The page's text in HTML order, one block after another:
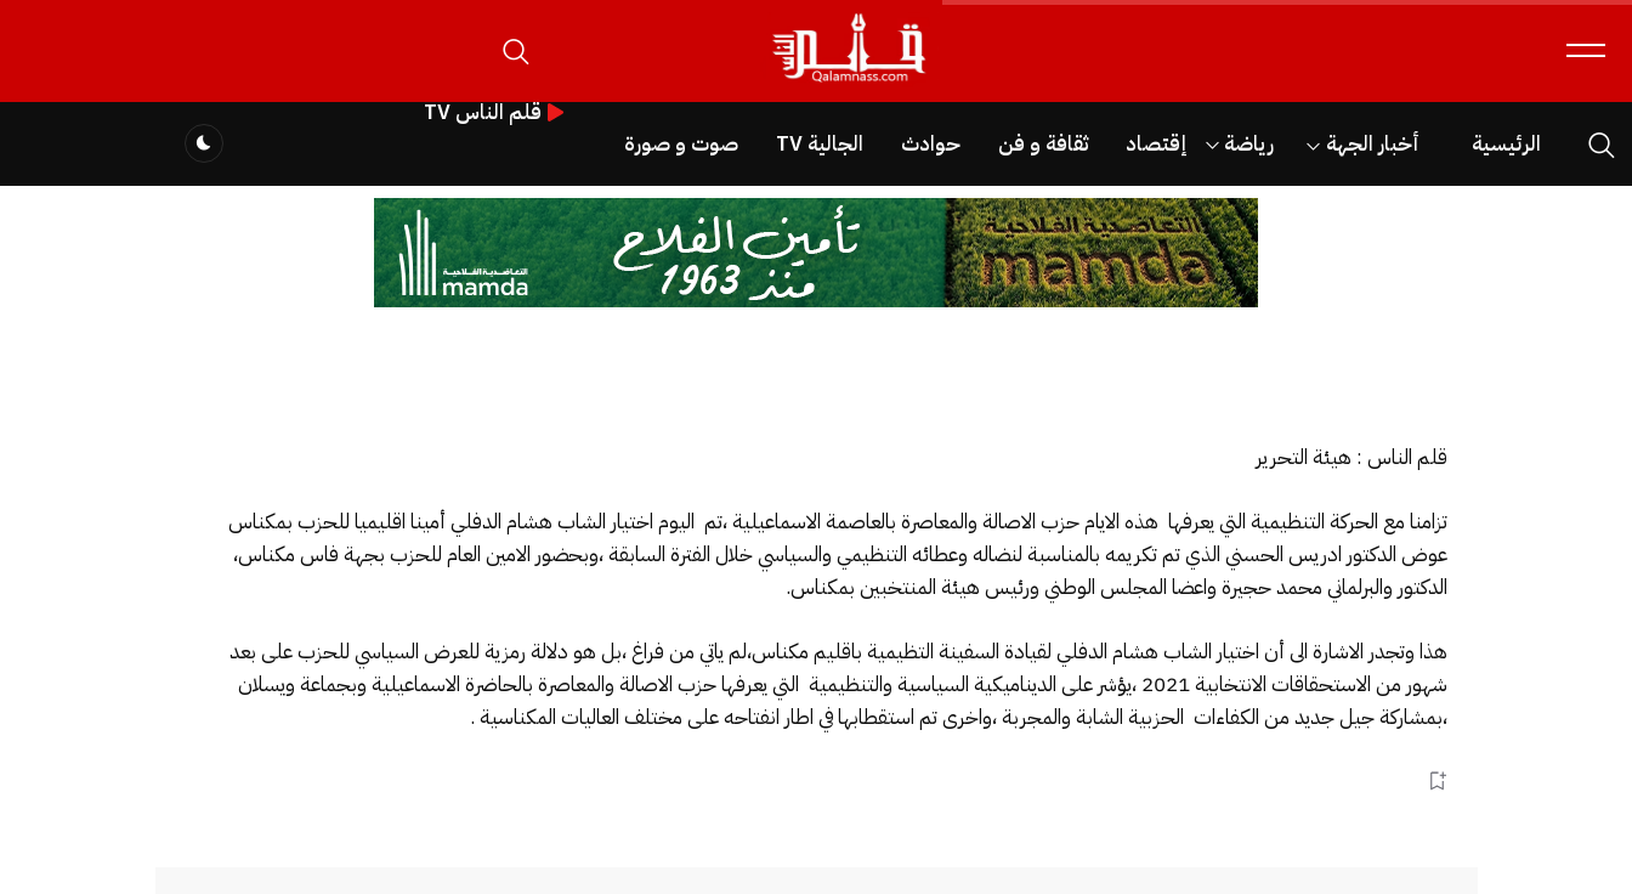
الرئيسية أخبار الجهة رياضة إقتصاد ثقافة و فن حوادث الجالية TV صوت و صورة
قلم الناس TV
قلم الناس : هيئة التحرير
تزامنا مع الحركة التنظيمية التي يعرفها هذه الايام حزب الاصالة والمعاصرة بالعاصمة الاسماعيلية ،تم اليوم اختيار الشاب هشام الدفلي أمينا اقليميا للحزب بمكناس
عوض الدكتور ادريس الحسني الذي تم تكريمه بالمناسبة لنضاله وعطائه التنظيمي والسياسي خلال الفترة السابقة ،وبحضور الامين العام للحزب بجهة فاس مكناس،
الدكتور والبرلماني محمد حجيرة واعضا المجلس الوطني ورئيس هيئة المنتخبين بمكناس.
هذا وتجدر الاشارة الى أن اختيار الشاب هشام الدفلي لقيادة السفينة التظيمية باقليم مكناس،لم ياتي من فراغ ،بل هو دلالة رمزية للعرض السياسي للحزب على بعد
شهور من الاستحقاقات الانتخابية 2021 ،يؤشر على الديناميكية السياسية والتنظيمية التي يعرفها حزب الاصالة والمعاصرة بالحاضرة الاسماعيلية وبجماعة ويسلان
،بمشاركة جيل جديد من الكفاءات الحزبية الشابة والمجربة ،واخرى تم استقطابها في اطار انفتاحه على مختلف العاليات المكناسية .